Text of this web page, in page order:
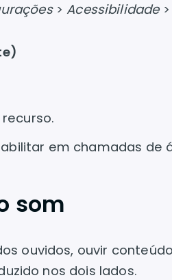
>Acessibilidade>
em chamadas de
som
ouvidos, ouvir
nos dois lados.